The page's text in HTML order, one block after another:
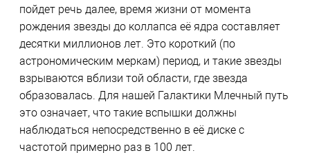
пойдет речь далее, время жизни от момента
рождения звезды до коллапса её ядра составляет
десятки миллионов лет. Это короткий (по
астрономическим меркам) период, и такие звезды
взрываются вблизи той области, где звезда
образовалась. Для нашей Галактики Млечный путь
это означает, что такие вспышки должны
наблюдаться непосредственно в её диске с
частотой примерно раз в 100 лет.